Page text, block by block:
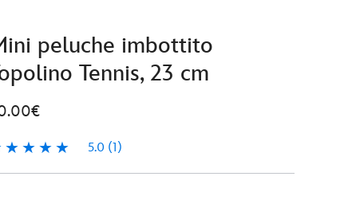
peluche imbottito
Tennis, 23 cm
5.0 (1)